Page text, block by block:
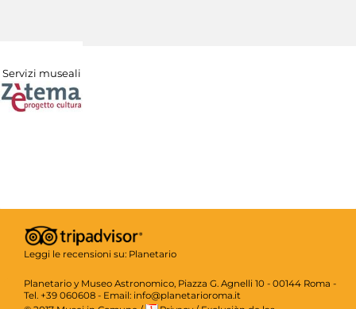
Servizi museali
Leggi le recensioni su: Planetario
Planetario y Museo Astronomico, Piazza G. Agnelli 10 - 00144 Roma -
Tel. +39 060608 - Email: info@planetarioroma.it